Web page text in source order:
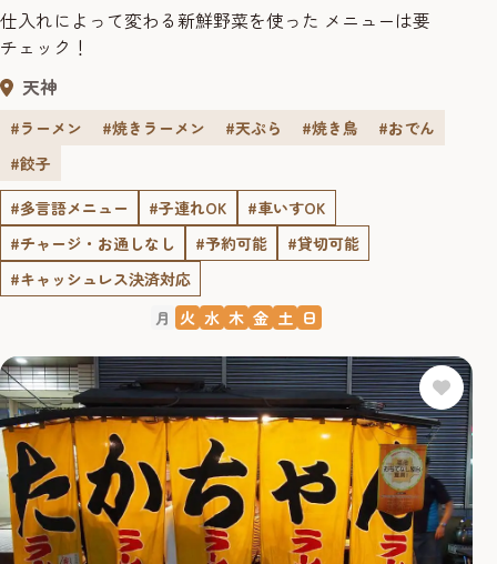
仕入れによって変わる新鮮野菜を使った メニューは要
チェック！
天神
#ラーメン #焼きラーメン #天ぷら #焼き鳥
#おでん
#餃子
#多言語メニュー
#子連れOK
#車いすOK
#チャージ・お通しなし
#予約可能
#貸切可能
#キャッシュレス決済対応
月 火 水 木 金 土 日